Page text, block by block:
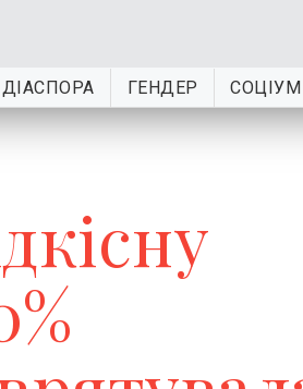
ДІАСПОРА ГЕНДЕР СОЦІУМ